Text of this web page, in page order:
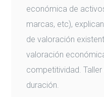
económica de
marcas, etc),
de valoración
valoración
competitividad.
duración.